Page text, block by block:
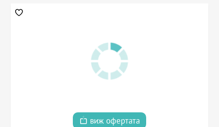
виж офертата